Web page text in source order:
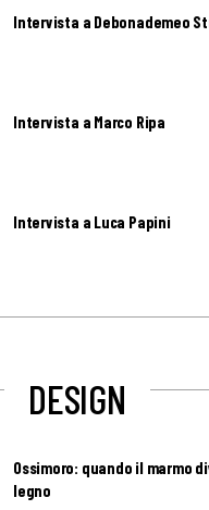
Intervista a Debonademeo
Intervista a Marco Ripa
Intervista a Luca Papini
DESIGN
Ossimoro: quando il marmo
legno